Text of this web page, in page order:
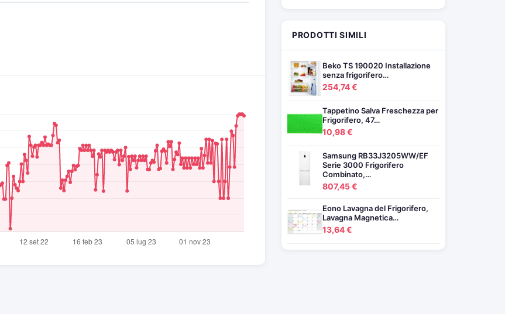
PRODOTTI SIMILI
Beko TS 190020 Installazione
senza frigorifero…
254,74 €
Tappetino Salva Freschezza per
Frigorifero, 47…
10,98 €
Samsung RB33J3205WW/EF
Serie 3000 Frigorifero
Combinato,…
807,45 €
Eono Lavagna del Frigorifero,
Lavagna Magnetica…
13,64 €